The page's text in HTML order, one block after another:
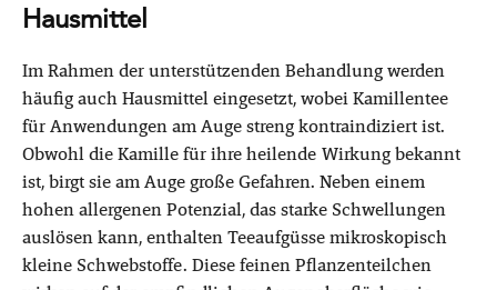
Hausmittel
Im Rahmen der unterstützenden Behandlung werden
häufig auch Hausmittel eingesetzt, wobei Kamillentee
für Anwendungen am Auge streng kontraindiziert ist.
Obwohl die Kamille für ihre heilende Wirkung bekannt
ist, birgt sie am Auge große Gefahren. Neben einem
hohen allergenen Potenzial, das starke Schwellungen
auslösen kann, enthalten Teeaufgüsse mikroskopisch
kleine Schwebstoffe. Diese feinen Pflanzenteilchen